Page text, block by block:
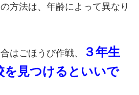
方法は、年齢によって異なり
はごほうび作戦、
３年生
を見つけるといいで